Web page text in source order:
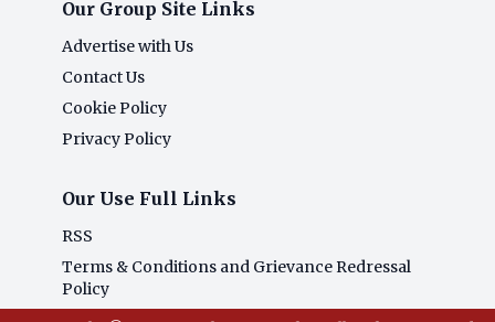
Our Group Site Links
Advertise with Us
Contact Us
Cookie Policy
Privacy Policy
Our Use Full Links
RSS
Terms & Conditions and Grievance Redressal
Policy